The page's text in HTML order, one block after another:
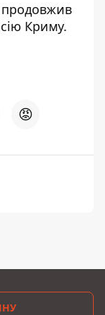
Криму.
😡